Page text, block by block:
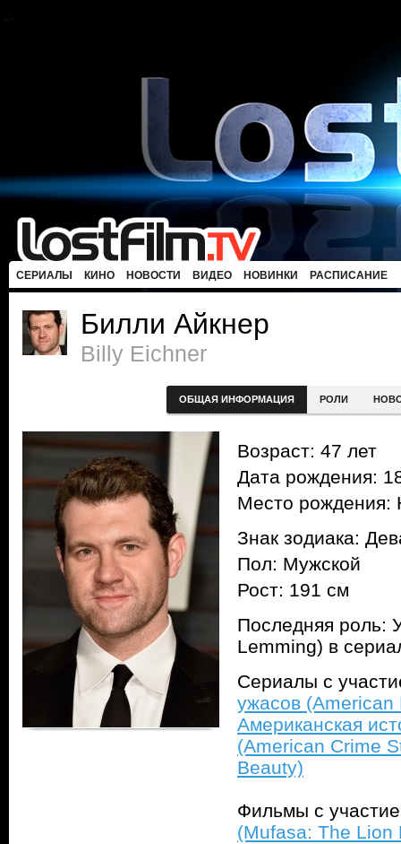
СЕРИАЛЫ КИНО НОВОСТИ ВИДЕО НОВИНКИ РАСПИСАНИЕ
Билли Айкнер
Billy Eichner
ОБЩАЯ ИНФОРМАЦИЯ РОЛИ
Возраст: 47 лет
Дата рождения:
Место
Знак зодиака:
Пол: Мужской
Рост: 191 см
Последняя роль:
Lemming) в
Сериалы с
ужасов (American
Американская
(American Crime
Beauty)
Фильмы с
(Mufasa: The Lion